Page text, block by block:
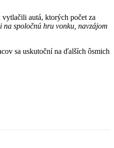
vytlačili autá, ktorých počet za
na spoločnú hru vonku, navzájom
sa uskutoční na ďalších ôsmich